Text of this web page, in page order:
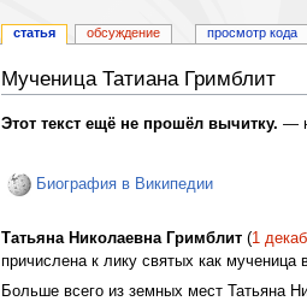
Мученица Татиана Гримблит
Перейти
Перейти
Этот текст ещё не прошёл вычитку. —
Биография в Википедии
Татьяна Николаевна Гримблит(1
причислена к лику святых как мученица
Больше всего из земных мест Татьяна
статья обсуждение просмотр кода